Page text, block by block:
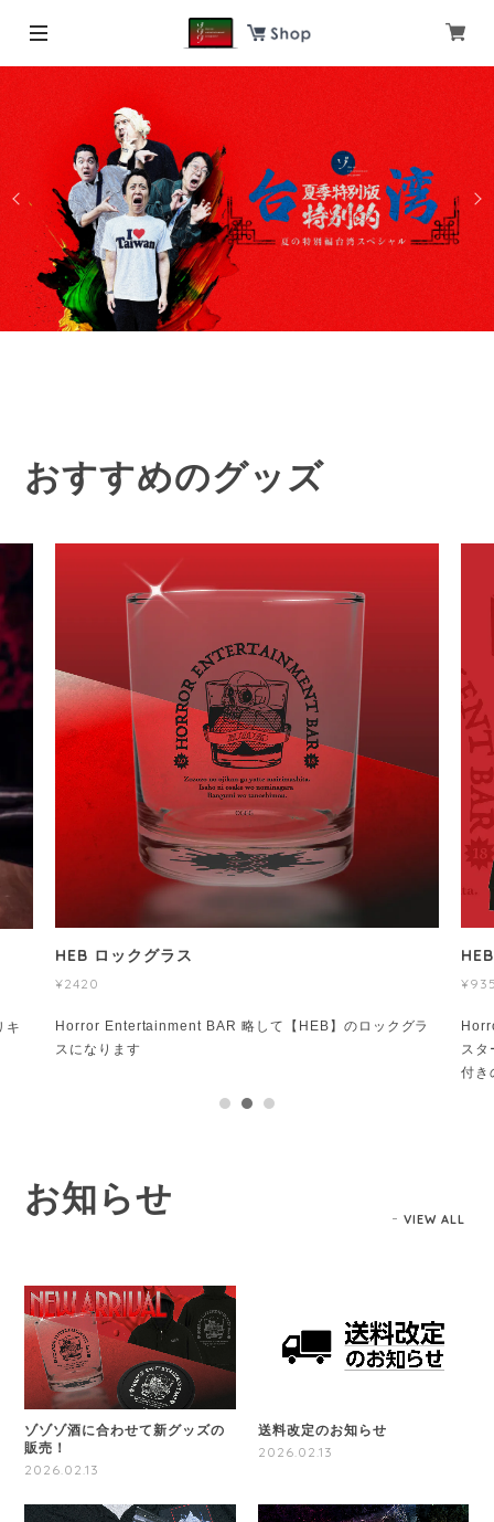
おすすめのグッズ
BAR 略して【HEB】のロックグラ
HEB ジップアップパーカ
Horror Entertainment BAR略
スターだけのデザインじゃ勿
付きのパーカーを作成しまし
お知らせ VIEW ALL
ゾゾゾ酒に合わせて新グッズの
販売！
2026.02.13
送料改定のお知らせ
2026.02.13